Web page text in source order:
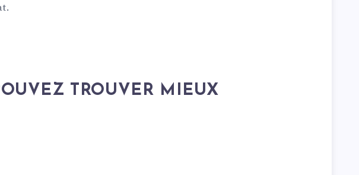
TROUVER MIEUX